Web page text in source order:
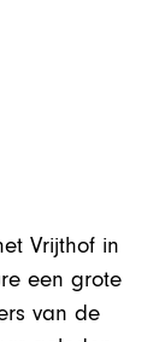
Vrijthof in
een grote
van de